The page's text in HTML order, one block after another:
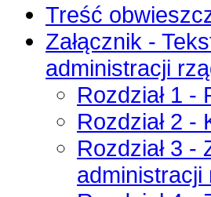
Treść
Załącznik -
administracji
Rozdział 1 -
Rozdział 2 -
Rozdział 3 -
administracji